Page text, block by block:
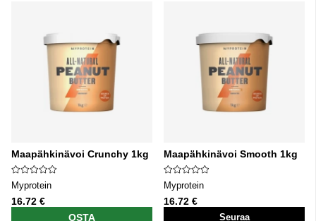
Maapähkinävoi Crunchy 1kg
Myprotein
16.72 €
OSTA
Maapähkinävoi Smooth 1kg
Myprotein
16.72 €
Seuraa